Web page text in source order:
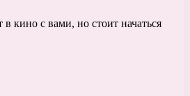
кино с вами, но стоит начаться